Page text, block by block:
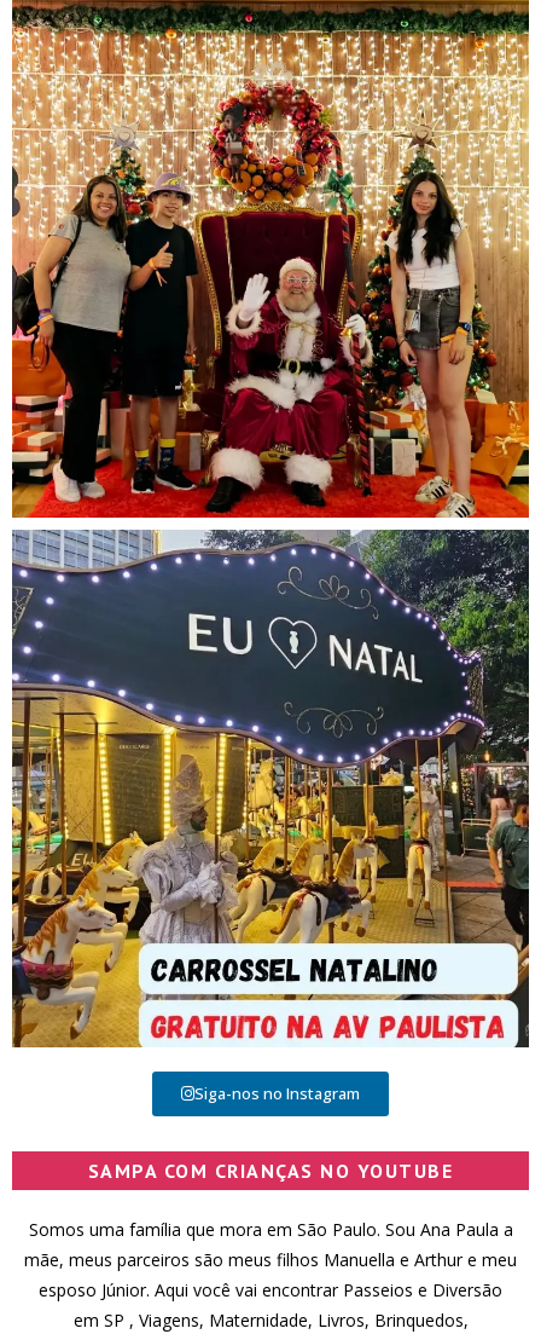
Siga-nos no Instagram
SAMPA COM CRIANÇAS NO YOUTUBE
Somos uma família que mora em São Paulo. Sou Ana Paula a
mãe, meus parceiros são meus filhos Manuella e Arthur e meu
esposo Júnior. Aqui você vai encontrar Passeios e Diversão
em SP , Viagens, Maternidade, Livros, Brinquedos,